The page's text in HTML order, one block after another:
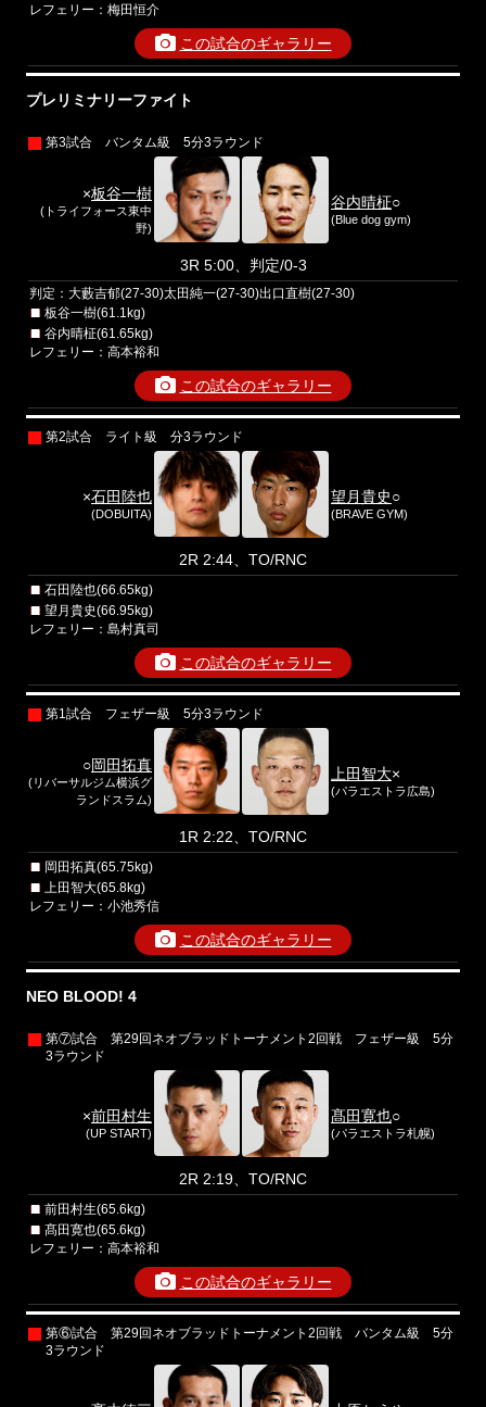
レフェリー：梅田恒介
この試合のギャラリー
プレリミナリーファイト
第3試合 バンタム級 5分3ラウンド
×板谷一樹
(トライフォース東中
野)
谷内晴柾○
(Blue dog gym)
3R 5:00、判定/0-3
判定：大藪吉郁(27-30)太田純一(27-30)出口直樹(27-30)
板谷一樹(61.1kg)
谷内晴柾(61.65kg)
レフェリー：高本裕和
この試合のギャラリー
第2試合 ライト級 分3ラウンド
×石田陸也
(DOBUITA)
望月貴史○
(BRAVE GYM)
2R 2:44、TO/RNC
石田陸也(66.65kg)
望月貴史(66.95kg)
レフェリー：島村真司
この試合のギャラリー
第1試合 フェザー級 5分3ラウンド
○岡田拓真
(リバーサルジム横浜グ
ランドスラム)
上田智大×
(パラエストラ広島)
1R 2:22、TO/RNC
岡田拓真(65.75kg)
上田智大(65.8kg)
レフェリー：小池秀信
この試合のギャラリー
NEO BLOOD! 4
第⑦試合 第29回ネオブラッドトーナメント2回戦 フェザー級 5分
3ラウンド
×前田村生
(UP START)
髙田寛也○
(パラエストラ札幌)
2R 2:19、TO/RNC
前田村生(65.6kg)
髙田寛也(65.6kg)
レフェリー：高本裕和
この試合のギャラリー
第⑥試合 第29回ネオブラッドトーナメント2回戦 バンタム級 5分
3ラウンド